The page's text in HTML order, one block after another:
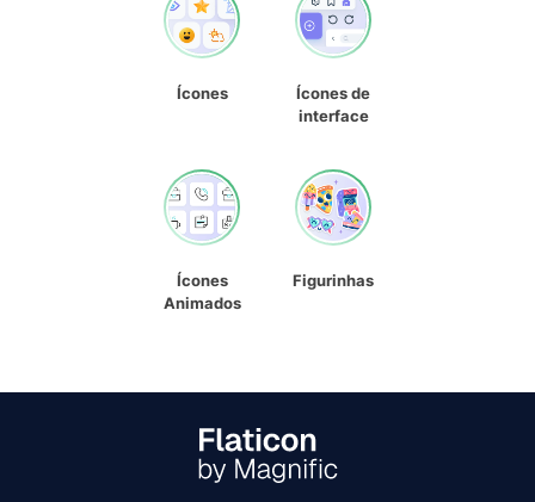
Ícones
Ícones de
interface
Ícones
Animados
Figurinhas